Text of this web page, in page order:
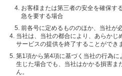
お客様または第三者の安全を確保す
急を要する場合
前各号に定めるもののほか、当社が
当社は、当社の都合により、あらか
サービスの提供を終了することができ
第1項から第4項に基づく当社の行為
生じた場合でも、当社はかかる損害ま
ん。